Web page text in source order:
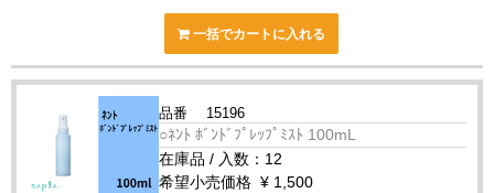
■メニュー展開例（業務向け）
●ライト～ミドルダメージ向け
一括でカートに入れる
品番 15196
○ﾈﾝﾄ ﾎﾞﾝﾄﾞﾌﾟﾚｯﾌﾟﾐｽﾄ 100mL
在庫品 / 入数： 12
希望小売価格 ¥ 1,500